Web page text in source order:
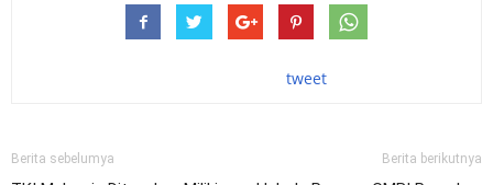
tweet
Berita sebelumya Berita berikutnya